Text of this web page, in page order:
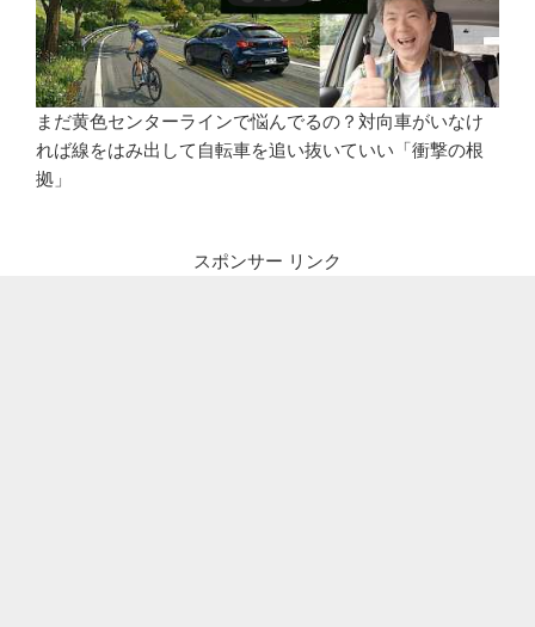
まだ黄色センターラインで悩んでるの？対向車がいなけ
れば線をはみ出して自転車を追い抜いていい「衝撃の根
拠」
スポンサー リンク